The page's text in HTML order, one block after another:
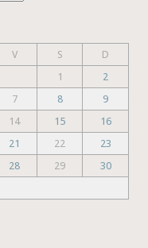
V S
D
1
2
7 8
9
14 15
16
21 22
23
28 29
30